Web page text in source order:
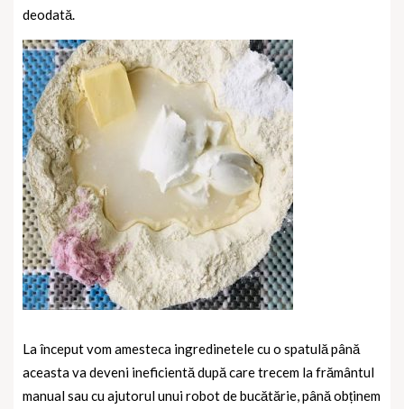
deodată.
La început vom amesteca ingredinetele cu o spatulă până
aceasta va deveni ineficientă după care trecem la frământul
manual sau cu ajutorul unui robot de bucătărie, până obținem